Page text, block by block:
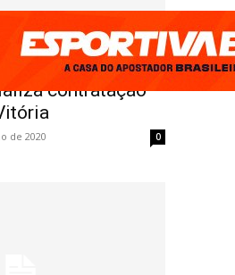
contratação
de 2020 0